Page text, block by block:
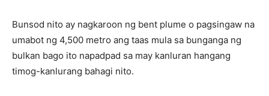
Bunsod nito ay nagkaroon ng bent plume o pagsingaw na
umabot ng 4,500 metro ang taas mula sa bunganga ng
bulkan bago ito napadpad sa may kanluran hangang
timog-kanlurang bahagi nito.